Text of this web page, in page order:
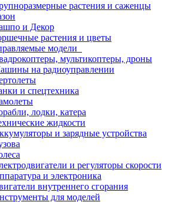
растения и саженцы
и Декор
растения и цветы
модели
мультикоптеры, дроны
на радиоуправлении
и спецтехника
лодки, катера
жидкости
и зарядные устройства
и регуляторы скорости
и электроника
внутреннего сгорания
для моделей